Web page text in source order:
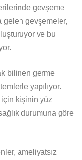
gevşeme
gelen gevşemeler,
ve bu
bilinen germe
yapılıyor.
için kişinin yüz
durumuna göre
ameliyatsız